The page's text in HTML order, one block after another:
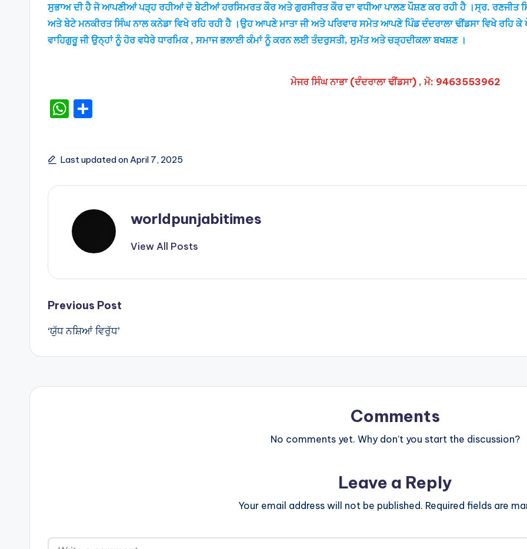
ਸੁਭਾਅ ਦੀ ਹੈ ਜੋ ਆਪਣੀਆਂ ਪੜ੍ਹ ਰਹੀਆਂ ਦੋ ਬੇਟੀਆਂ ਹਰਸਿਮਰਤ ਕੌਰ ਅਤੇ ਗੁਰਸੀਰਤ ਕੌਰ ਦਾ ਵਧੀਆ ਪਾਲਣ ਪੌਸ਼ਣ ਕਰ ਰਹੀ ਹੈ ।ਸ੍ਰ. ਰਣਜੀਤ
ਅਤੇ ਬੇਟੇ ਮਨਕੀਰਤ ਸਿੰਘ ਨਾਲ ਕਨੇਡਾ ਵਿਖੇ ਰਹਿ ਰਹੀ ਹੈ ।ਉਹ ਆਪਣੇ ਮਾਤਾ ਜੀ ਅਤੇ ਪਰਿਵਾਰ ਸਮੇਤ ਆਪਣੇ ਪਿੰਡ ਦੰਦਰਾਲਾ ਢੀਂਡਸਾ ਵਿਖੇ ਰਹਿ ਕੇ
ਵਾਹਿਗੁਰੂ ਜੀ ਉਨ੍ਹਾਂ ਨੂੰ ਹੋਰ ਵਧੇਰੇ ਧਾਰਮਿਕ , ਸਮਾਜ ਭਲਾਈ ਕੰਮਾਂ ਨੂੰ ਕਰਨ ਲਈ ਤੰਦਰੁਸਤੀ, ਸੁਮੱਤ ਅਤੇ ਚੜ੍ਹਦੀਕਲਾ ਬਖਸ਼ਣ ।
ਮੇਜਰ ਸਿੰਘ ਨਾਭਾ (ਦੰਦਰਾਲਾ ਢੀਂਡਸਾ) , ਮੋ: 9463553962
W
ts
A
p
e
Last updated on April 7, 2025
worldpunjabitimes
View All Posts
Post
navigation
Previous Post
‘ਯੁੱਧ ਨਸ਼ਿਆਂ ਵਿਰੁੱਧ’
Comments
No comments yet. Why don’t you start the discussion?
Leave a Reply
Your email address will not be published. Required fields are